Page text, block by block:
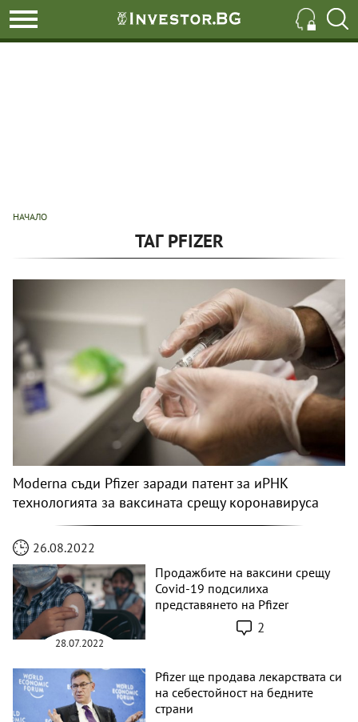
НАЧАЛО
ТАГ PFIZER
Moderna съди Pfizer заради патент за иРНК
технологията за ваксината срещу коронавируса
26.08.2022
28.07.2022
Продажбите на ваксини срещу
Covid-19 подсилиха
представянето на Pfizer
2
Pfizer ще продава лекарствата си
на себестойност на бедните
страни